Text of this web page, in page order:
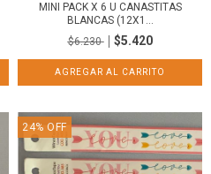
MINI PACK X 6 U CANASTITAS
BLANCAS (12X1...
$6.230
$5.420
24% OFF